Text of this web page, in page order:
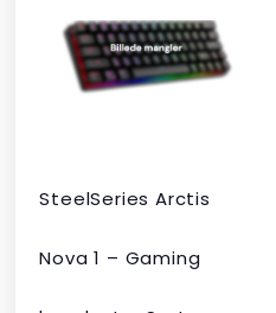
SteelSeries Arctis
Nova 1 – Gaming
pris
var:
kr. 424,00.
pris
er:
kr. 349,00.